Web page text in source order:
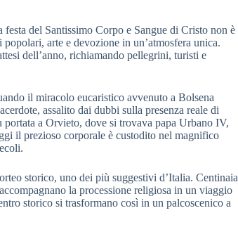
del Santissimo Corpo e Sangue di Cristo non è
arte e devozione in un’atmosfera unica.
dell’anno, richiamando pellegrini, turisti e
il miracolo eucaristico avvenuto a Bolsena
assalito dai dubbi sulla presenza reale di
portata a Orvieto, dove si trovava papa Urbano IV,
il prezioso corporale è custodito nel magnifico
storico, uno dei più suggestivi d’Italia. Centinaia
la processione religiosa in un viaggio
storico si trasformano così in un palcoscenico a